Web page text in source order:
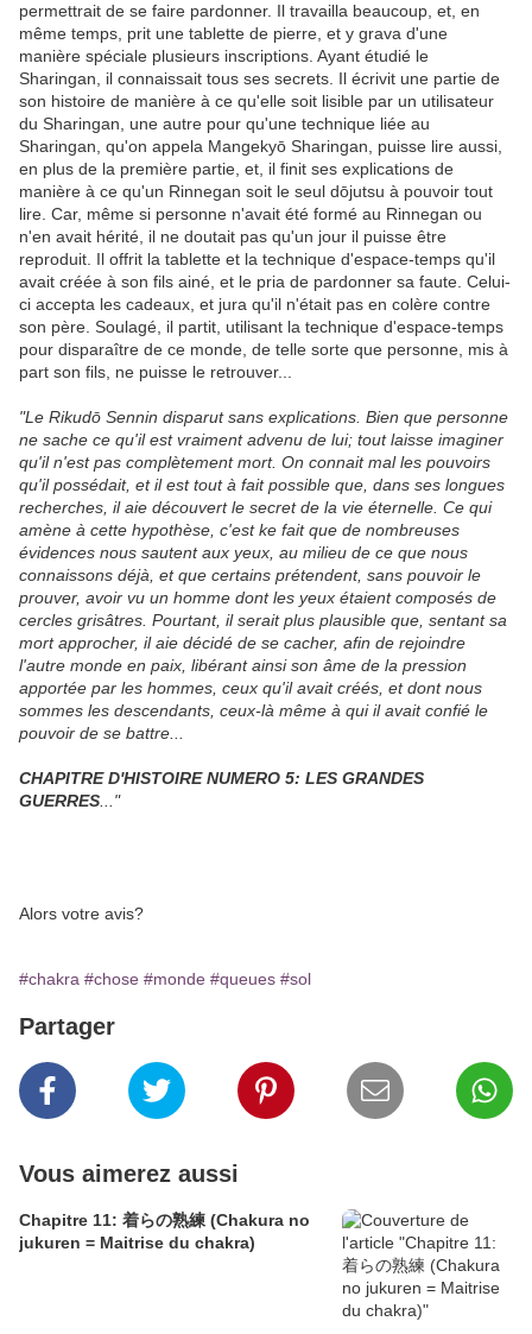
permettrait de se faire pardonner. Il travailla beaucoup, et, en
même temps, prit une tablette de pierre, et y grava d'une
manière spéciale plusieurs inscriptions. Ayant étudié le
Sharingan, il connaissait tous ses secrets. Il écrivit une partie de
son histoire de manière à ce qu'elle soit lisible par un utilisateur
du Sharingan, une autre pour qu'une technique liée au
Sharingan, qu'on appela Mangekyō Sharingan, puisse lire aussi,
en plus de la première partie, et, il finit ses explications de
manière à ce qu'un Rinnegan soit le seul dōjutsu à pouvoir tout
lire. Car, même si personne n'avait été formé au Rinnegan ou
n'en avait hérité, il ne doutait pas qu'un jour il puisse être
reproduit. Il offrit la tablette et la technique d'espace-temps qu'il
avait créée à son fils ainé, et le pria de pardonner sa faute. Celui-
ci accepta les cadeaux, et jura qu'il n'était pas en colère contre
son père. Soulagé, il partit, utilisant la technique d'espace-temps
pour disparaître de ce monde, de telle sorte que personne, mis à
part son fils, ne puisse le retrouver...
"Le Rikudō Sennin disparut sans explications. Bien que personne
ne sache ce qu'il est vraiment advenu de lui; tout laisse imaginer
qu'il n'est pas complètement mort. On connait mal les pouvoirs
qu'il possédait, et il est tout à fait possible que, dans ses longues
recherches, il aie découvert le secret de la vie éternelle. Ce qui
amène à cette hypothèse, c'est ke fait que de nombreuses
évidences nous sautent aux yeux, au milieu de ce que nous
connaissons déjà, et que certains prétendent, sans pouvoir le
prouver, avoir vu un homme dont les yeux étaient composés de
cercles grisâtres. Pourtant, il serait plus plausible que, sentant sa
mort approcher, il aie décidé de se cacher, afin de rejoindre
l'autre monde en paix, libérant ainsi son âme de la pression
apportée par les hommes, ceux qu'il avait créés, et dont nous
sommes les descendants, ceux-là même à qui il avait confié le
pouvoir de se battre...
CHAPITRE D'HISTOIRE NUMERO 5: LES GRANDES
GUERRES ..."
Alors votre avis?
#chakra #chose #monde #queues #sol
Partager
Vous aimerez aussi
Chapitre 11: 着らの熟練 (Chakura no
jukuren = Maitrise du chakra)